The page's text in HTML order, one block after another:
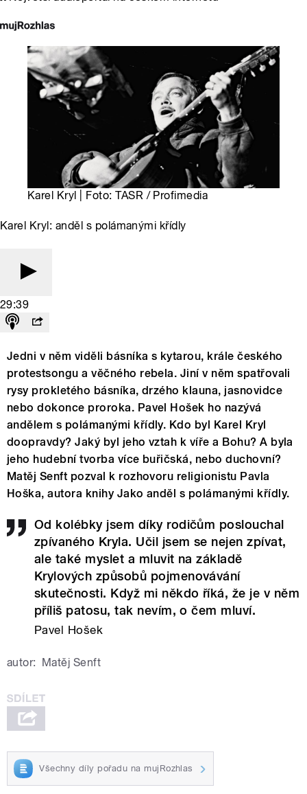
Karel Kryl | Foto: TASR / Profimedia
Karel Kryl: anděl s polámanými křídly
29:39
Jedni v něm viděli básníka s kytarou, krále českého
protestsongu a věčného rebela. Jiní v něm spatřovali
rysy prokletého básníka, drzého klauna, jasnovidce
nebo dokonce proroka. Pavel Hošek ho nazývá
andělem s polámanými křídly. Kdo byl Karel Kryl
doopravdy? Jaký byl jeho vztah k víře a Bohu? A byla
jeho hudební tvorba více buřičská, nebo duchovní?
Matěj Senft pozval k rozhovoru religionistu Pavla
Hoška, autora knihy Jako anděl s polámanými křídly.
Od kolébky jsem díky rodičům poslouchal
zpívaného Kryla. Učil jsem se nejen zpívat,
ale také myslet a mluvit na základě
Krylových způsobů pojmenovávání
skutečnosti. Když mi někdo říká, že je v něm
příliš patosu, tak nevím, o čem mluví.
Pavel Hošek
autor: Matěj Senft
Všechny díly pořadu na mujRozhlas